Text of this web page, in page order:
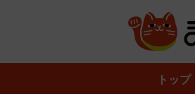
トップ